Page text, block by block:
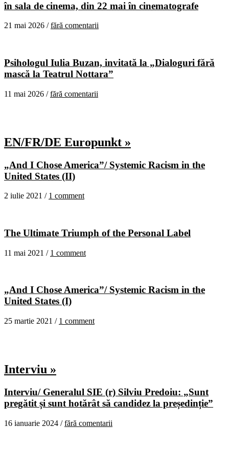
în sala de cinema, din 22 mai în cinematografe
21 mai 2026 /fără comentarii
Psihologul Iulia Buzan, invitată la „Dialoguri fără
mască la Teatrul Nottara”
11 mai 2026 /fără comentarii
EN/FR/DE Europunkt »
„And I Chose America”/ Systemic Racism in the
United States (II)
2 iulie 2021 / 1 comment
The Ultimate Triumph of the Personal Label
11 mai 2021 / 1 comment
„And I Chose America”/ Systemic Racism in the
United States (I)
25 martie 2021 / 1 comment
Interviu »
Interviu/ Generalul SIE (r) Silviu Predoiu: „Sunt
pregătit și sunt hotărât să candidez la președinție”
16 ianuarie 2024 /fără comentarii